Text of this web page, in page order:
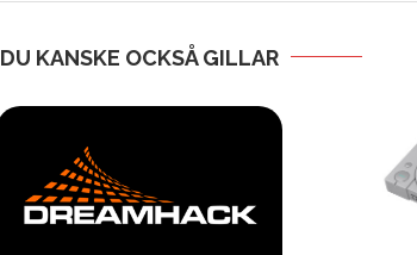
DU KANSKE OCKSÅ GILLAR